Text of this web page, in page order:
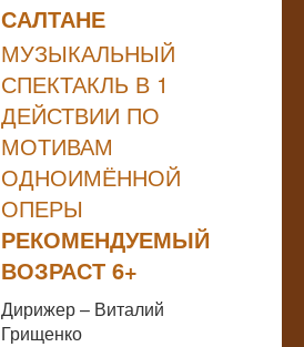
САЛТАНЕ
МУЗЫКАЛЬНЫЙ
СПЕКТАКЛЬ В 1
ДЕЙСТВИИ ПО
МОТИВАМ
ОДНОИМЁННОЙ
ОПЕРЫ
РЕКОМЕНДУЕМЫЙ
ВОЗРАСТ 6+
Дирижер – Виталий
Грищенко